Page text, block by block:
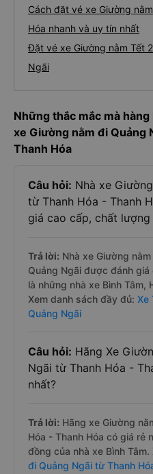
Cách đặt vé xe Giường
Hóa nhanh và uy tín nhất
Đặt vé xe Giường nằm Tết
Ngãi
Những thắc mắc mà
xe Giường nằm đi Quảng
Thanh Hóa
Câu hỏi: Nhà xe
từ Thanh Hóa - Thanh
giá cao cấp, chất
Trả lời: Nhà xe Giường
Quảng Ngãi được đánh
là những nhà xe Bình Tâm,
Xem danh sách đầy đủ: Xe
Quảng Ngãi
Câu hỏi: Hãng Xe
Ngãi từ Thanh Hóa -
nhất?
Trả lời: Hãng xe Giường
Hóa - Thanh Hóa có giá
đồng của nhà xe Bình
đi Quảng Ngãi từ Thanh